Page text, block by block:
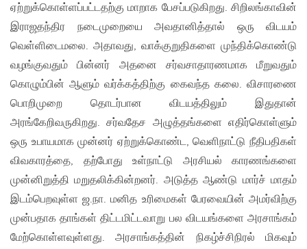
ஏற்றுக்கொள்ளப்பட்டதற்கு மாறாக பேசப்படுகிறது. சிறிலங்காவின்
இராஜதந்திர நடைமுறையை அவதானித்தால் ஒரு விடயம்
வெள்ளிடைமலை. அதாவது, வாக்குறுதிகளை முந்திக்கொண்டு
வழங்குவதும் பின்னர் அதனை சர்வசாதாரணமாக மீறுவதும்
கொழும்பின் ஆளும் வர்க்கத்திற்கு கைவந்த கலை. விசாரணை
பொறிமுறை தொடர்பான விடயத்திலும் இதுதான்
அரங்கேறிவருகிறது. சர்வதேச அழுத்தங்களை எதிர்கொள்ளும்
ஒரு உபாயமாக முன்னர் ஏற்றுக்கொண்ட, வெளிநாட்டு நீதிபதிகள்
விவகாரத்தை, தற்போது உள்நாட்டு அரசியல் காரணங்களை
முன்னிறுத்தி மறுதலிக்கின்றனர். அடுத்த ஆண்டு மார்ச் மாதம்
இடம்பெறவுள்ள ஜ.நா. மனித உரிமைகள் பேரவையின் அமர்விற்கு
முன்பதாக தாங்கள் திட்டமிட்டவாறு பல விடயங்களை அரசாங்கம்
மேற்கொள்ளவுள்ளது. அரசாங்கத்தின் நிகழ்ச்சிநிரல் மிகவும்